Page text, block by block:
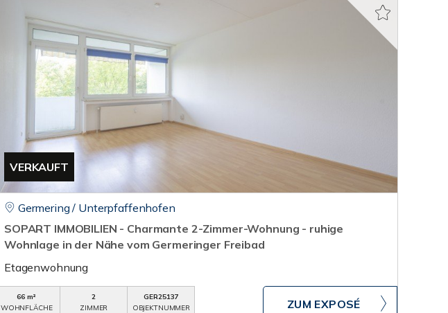
VERKAUFT
Germering / Unterpfaffenhofen
SOPART IMMOBILIEN - Charmante 2-Zimmer-Wohnung - ruhige
Wohnlage in der Nähe vom Germeringer Freibad
Etagenwohnung
66 m²
WOHNFLÄCHE
2
ZIMMER
GER25137
OBJEKTNUMMER
ZUM EXPOSÉ